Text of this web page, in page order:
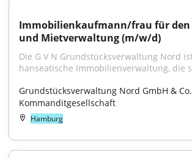
Immobilienkaufmann/frau für den
und Mietverwaltung (m/w/d)
Die G V N Grundstücksverwaltung Nord
hanseatische Immobilienverwaltung, die
Grundstücksverwaltung Nord GmbH &
Kommanditgesellschaft
Hamburg